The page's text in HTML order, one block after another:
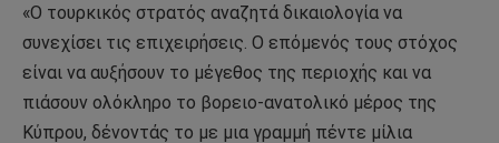
«Ο τουρκικός στρατός αναζητά δικαιολογία να
συνεχίσει τις επιχειρήσεις. Ο επόμενός τους στόχος
είναι να αυξήσουν το μέγεθος της περιοχής και να
πιάσουν ολόκληρο το βορειο-ανατολικό μέρος της
Κύπρου, δένοντάς το με μια γραμμή πέντε μίλια